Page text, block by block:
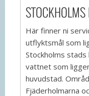
Här finner ni
utflyktsmål som
Stockholms stads
vattnet som
huvudstad.
Fjäderholmarna